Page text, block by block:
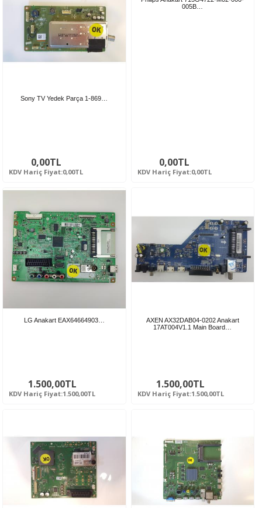
Sony TV Yedek Parça 1-869…
0,00TL
KDV Hariç Fiyat:0,00TL
005B…
0,00TL
KDV Hariç Fiyat:0,00TL
LG Anakart EAX64664903…
1.500,00TL
KDV Hariç Fiyat:1.500,00TL
AXEN AX32DAB04-0202 Anakart
17AT004V1.1 Main Board…
1.500,00TL
KDV Hariç Fiyat:1.500,00TL